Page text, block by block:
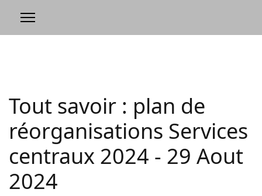
Tout savoir : plan de
réorganisations Services
centraux 2024 - 29 Aout
2024